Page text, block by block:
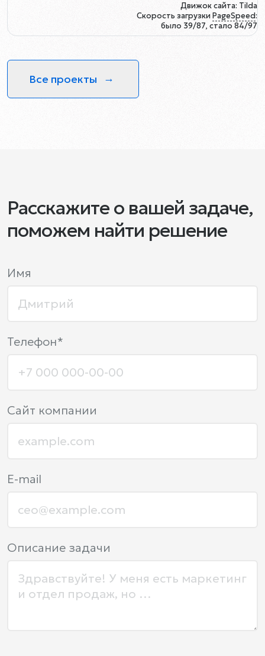
Движок сайта: Tilda
Скорость загрузкиPageSpeed:
было 39/87, стало 84/97
Все проекты
Расскажите о вашей задаче,
поможем найти решение
Описание задачи
Имя
Телефон*
Сайт компании
E-mail